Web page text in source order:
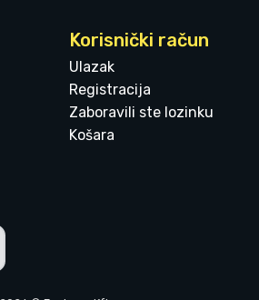
Korisnički račun
Ulazak
Registracija
Zaboravili ste lozinku
Košara